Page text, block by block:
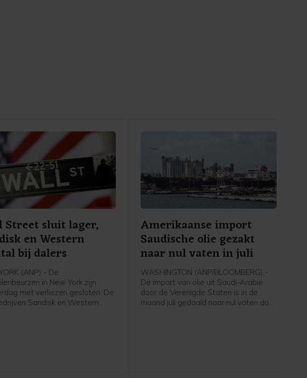
Street sluit lager,
en Western
bij dalers
(ANP) - De
in New York zijn
met verliezen gesloten. De
Sandisk en Western
Amerikaanse import
Saudische olie gezakt
naar nul vaten in juli
WASHINGTON (ANP/BLOOMBERG) -
De import van olie uit Saudi-Arabië
door de Verenigde Staten is in de
maand juli gedaald naar nul vaten door